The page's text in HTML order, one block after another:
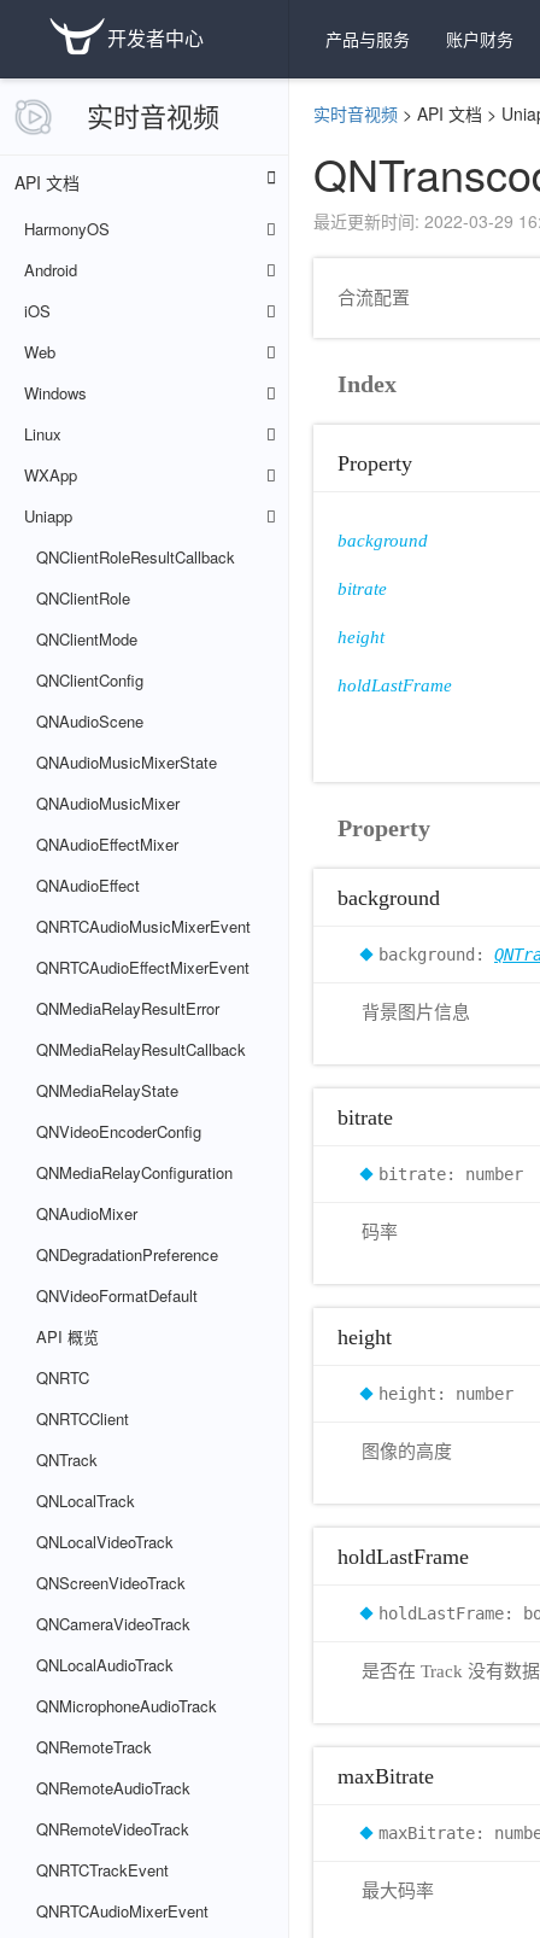
开发者中心 产品与服务 账户财务
实时音视频
API 文档
HarmonyOS
Android
iOS
Web
Windows
Linux
WXApp
Uniapp
QNClientRoleResultCallback
QNClientRole
QNClientMode
QNClientConfig
QNAudioScene
QNAudioMusicMixerState
QNAudioMusicMixer
QNAudioEffectMixer
QNAudioEffect
QNRTCAudioMusicMixerEvent
QNRTCAudioEffectMixerEvent
QNMediaRelayResultError
QNMediaRelayResultCallback
QNMediaRelayState
QNVideoEncoderConfig
QNMediaRelayConfiguration
QNAudioMixer
QNDegradationPreference
QNVideoFormatDefault
API 概览
QNRTC
QNRTCClient
QNTrack
QNLocalTrack
QNLocalVideoTrack
QNScreenVideoTrack
QNCameraVideoTrack
QNLocalAudioTrack
QNMicrophoneAudioTrack
QNRemoteTrack
QNRemoteAudioTrack
QNRemoteVideoTrack
QNRTCTrackEvent
QNRTCAudioMixerEvent
实时音视频 > API 文档 >
最近更新时间: 2022-03-29
合流配置
Index
Property
background
bitrate
height
holdLastFrame
Property
background
background:
背景图片信息
bitrate
bitrate: number
码率
height
height: number
图像的高度
holdLastFrame
holdLastFrame:
是否在 Track 没有数
maxBitrate
maxBitrate:
最大码率